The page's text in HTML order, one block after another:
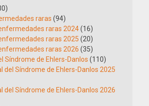
raras (94)
raras 2024(16)
raras 2025 (20)
raras 2026 (35)
Síndrome de Ehlers-Danlos (110)
del Síndrome de Ehlers-Danlos 2025
del Síndrome de Ehlers-Danlos 2026